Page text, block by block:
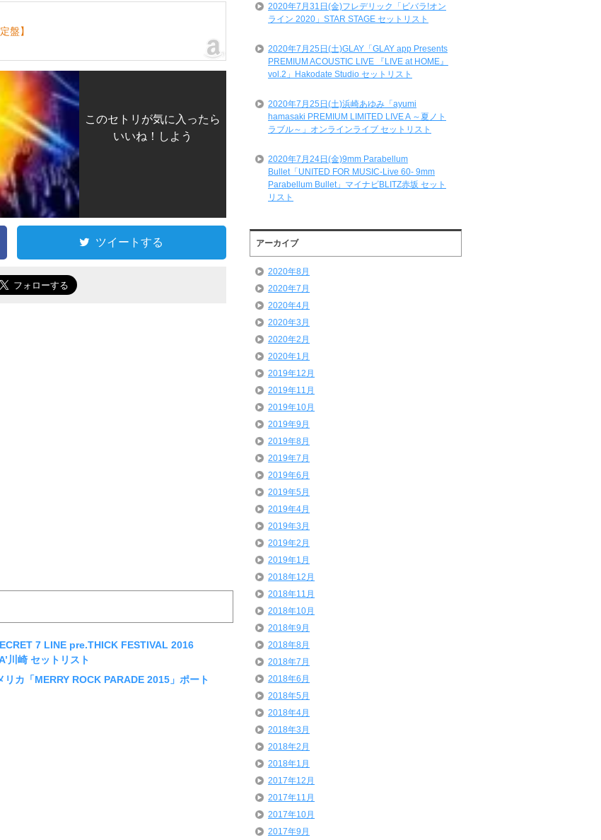
盤】
このセトリが気に入ったら
いいね！しよう
ツイートする
7 LINE pre.THICK FESTIVAL 2016
崎 セットリスト
カ「MERRY ROCK PARADE 2015」ポート
2020年7月31日(金)フレデリック「ビバラ!オン
ライン 2020」STAR STAGE セットリスト
2020年7月25日(土)GLAY「GLAY app Presents
PREMIUM ACOUSTIC LIVE 『LIVE at HOME』
vol.2」Hakodate Studio セットリスト
2020年7月25日(土)浜崎あゆみ「ayumi
hamasaki PREMIUM LIMITED LIVE A ～夏ノト
ラブル～」オンラインライブ セットリスト
2020年7月24日(金)9mm Parabellum
Bullet「UNITED FOR MUSIC-Live 60- 9mm
Parabellum Bullet」マイナビBLITZ赤坂 セット
リスト
アーカイブ
2020年8月
2020年7月
2020年4月
2020年3月
2020年2月
2020年1月
2019年12月
2019年11月
2019年10月
2019年9月
2019年8月
2019年7月
2019年6月
2019年5月
2019年4月
2019年3月
2019年2月
2019年1月
2018年12月
2018年11月
2018年10月
2018年9月
2018年8月
2018年7月
2018年6月
2018年5月
2018年4月
2018年3月
2018年2月
2018年1月
2017年12月
2017年11月
2017年10月
2017年9月